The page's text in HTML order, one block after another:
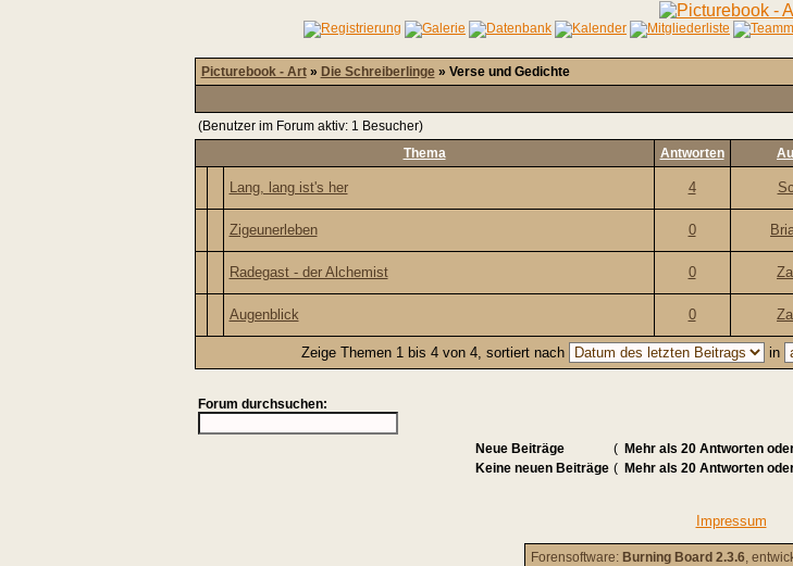
Picturebook - Art» Die Schreiberlinge» Verse und Gedichte
(Benutzer im Forum aktiv: 1 Besucher)
Thema
Antworten
Lang, lang ist's her 4
Zigeunerleben 0
Radegast - der Alchemist 0
Augenblick 0
Zeige Themen 1 bis 4 von 4, sortiert nach in
Forum durchsuchen:
Neue Beiträge ( Mehr als 20 Antworten
Keine neuen Beiträge ( Mehr als 20 Antworten
Impressum
Forensoftware: Burning Board 2.3.6,